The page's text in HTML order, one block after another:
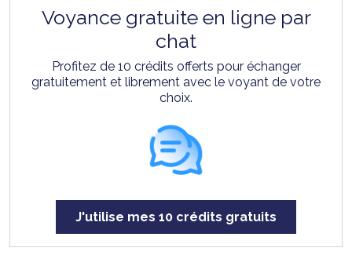
Voyance gratuite en ligne par
chat
Profitez de 10 crédits offerts pour échanger
gratuitement et librement avec le voyant de votre
choix.
J'utilise mes 10 crédits gratuits